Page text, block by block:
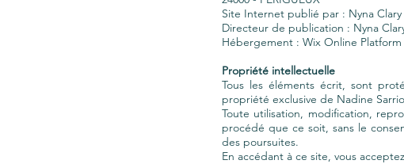
Site Internet publié par : Nyna Clary
Directeur de publication : Nyna
Hébergement : Wix Online Platform
Propriété intellectuelle
Tous les éléments écrit, sont
propriété exclusive de Nadine
Toute utilisation, modification,
procédé que ce soit, sans le
des poursuites.
En accédant à ce site, vous